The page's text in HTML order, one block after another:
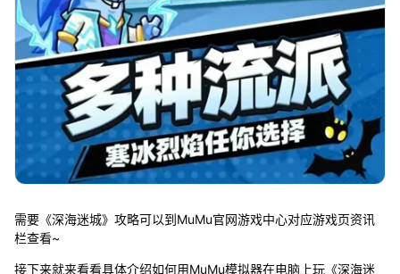
需要《深海迷城》攻略可以到MuMu官网游戏中心对应游戏页资讯
栏查看~
接下来就来看看具体介绍如何用MuMu模拟器在电脑上玩《深海迷